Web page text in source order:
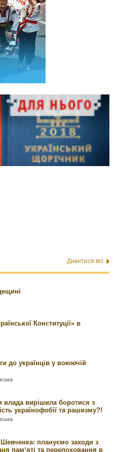
Дивитися всі
Конституції» в
до українців у воюючій
влада вирішила боротися з
українофобії та рашизму?!
плануємо заходи з
памʼяті та перепоховання в